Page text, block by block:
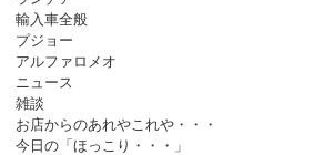
輸入車全般
プジョー
アルファロメオ
ニュース
雑談
お店からのあれやこれや・・・
今日の「ほっこり・・・」